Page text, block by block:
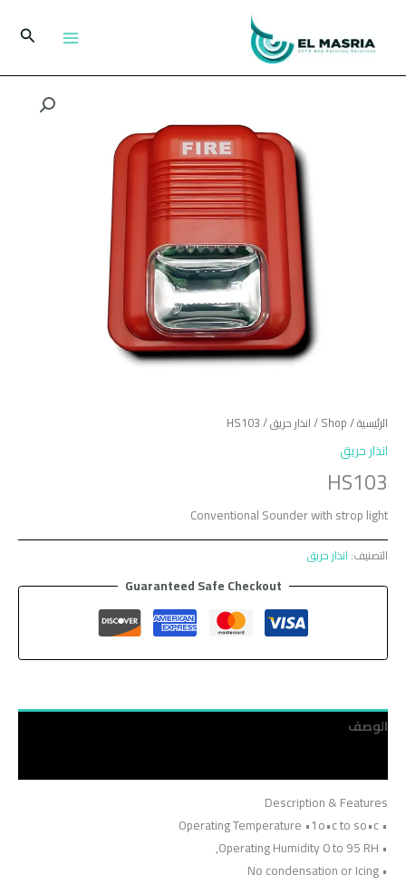
المحتوى
البحث
الرئيسية/
Shop
/انذار حريق/ HS103
انذار حريق
HS103
Conventional Sounder with strop light
التصنيف: انذار حريق
Guaranteed Safe Checkout
الوصف
Description & Features
• Operating Temperature •1o•c to so•c
• Operating Humidity 0 to 95 RH,
• No condensation or Icing